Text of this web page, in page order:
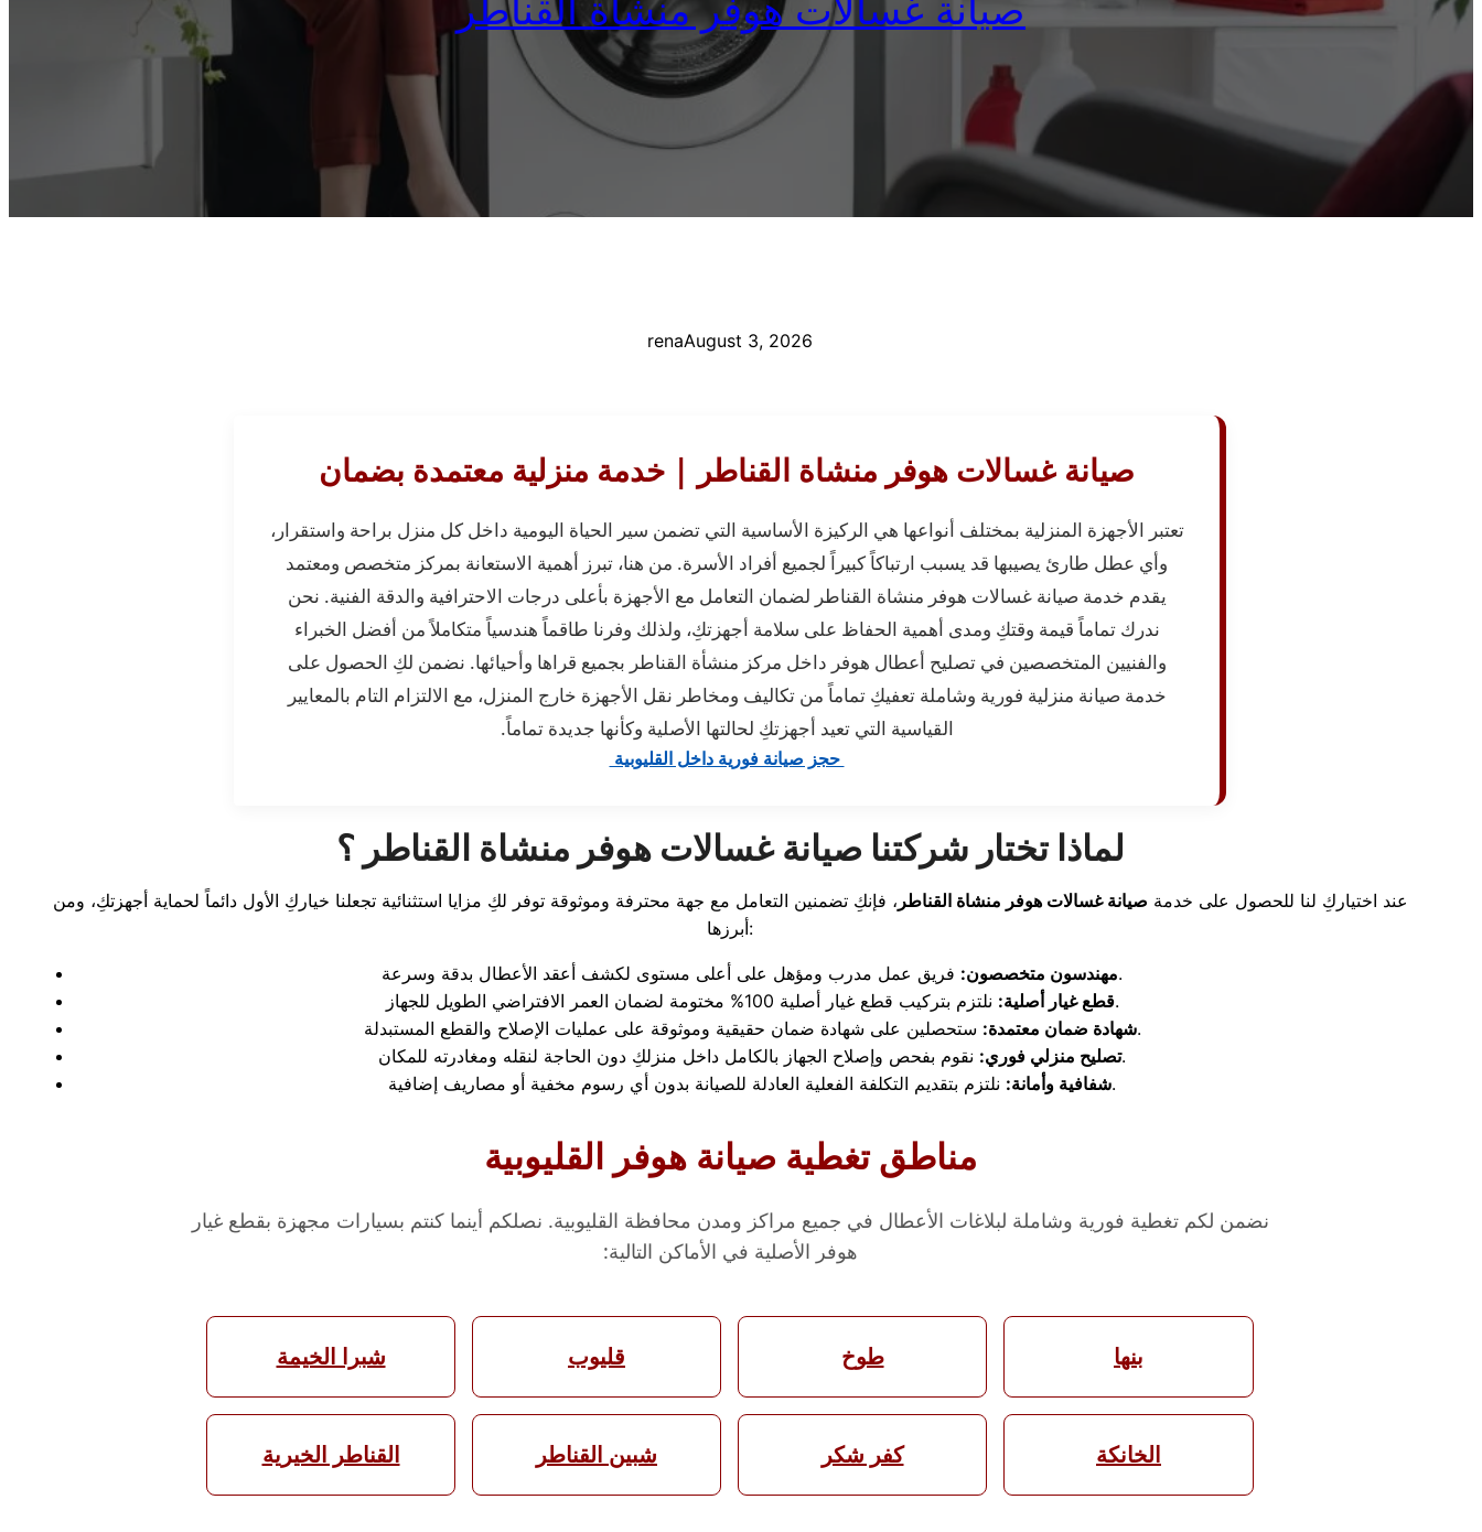
صيانة غسالات هوفر منشاة القناطر
renaAugust 3, 2026
صيانة غسالات هوفر منشاة القناطر | خدمة منزلية معتمدة بضمان
تعتبر الأجهزة المنزلية بمختلف أنواعها هي الركيزة الأساسية التي تضمن سير الحياة اليومية داخل كل منزل براحة واستقرار،
وأي عطل طارئ يصيبها قد يسبب ارتباكاً كبيراً لجميع أفراد الأسرة. من هنا، تبرز أهمية الاستعانة بمركز متخصص ومعتمد
يقدم خدمة صيانة غسالات هوفر منشاة القناطر لضمان التعامل مع الأجهزة بأعلى درجات الاحترافية والدقة الفنية. نحن
ندرك تماماً قيمة وقتكِ ومدى أهمية الحفاظ على سلامة أجهزتكِ، ولذلك وفرنا طاقماً هندسياً متكاملاً من أفضل الخبراء
والفنيين المتخصصين في تصليح أعطال هوفر داخل مركز منشأة القناطر بجميع قراها وأحيائها. نضمن لكِ الحصول على
خدمة صيانة منزلية فورية وشاملة تعفيكِ تماماً من تكاليف ومخاطر نقل الأجهزة خارج المنزل، مع الالتزام التام بالمعايير
القياسية التي تعيد أجهزتكِ لحالتها الأصلية وكأنها جديدة تماماً.
حجز صيانة فورية داخل القليوبية
لماذا تختار شركتنا صيانة غسالات هوفر منشاة القناطر ؟
عند اختياركِ لنا للحصول على خدمة صيانة غسالات هوفر منشاة القناطر ، فإنكِ تضمنين التعامل مع جهة محترفة وموثوقة توفر لكِ مزايا استثنائية تجعلنا خياركِ الأول دائماً لحماية أجهزتكِ، ومن
أبرزها:
مهندسون متخصصون:فريق عمل مدرب ومؤهل على أعلى مستوى لكشف أعقد الأعطال بدقة وسرعة.
قطع غيار أصلية:نلتزم بتركيب قطع غيار أصلية 100% مختومة لضمان العمر الافتراضي الطويل للجهاز.
شهادة ضمان معتمدة:ستحصلين على شهادة ضمان حقيقية وموثوقة على عمليات الإصلاح والقطع المستبدلة.
تصليح منزلي فوري:نقوم بفحص وإصلاح الجهاز بالكامل داخل منزلكِ دون الحاجة لنقله ومغادرته للمكان.
شفافية وأمانة:نلتزم بتقديم التكلفة الفعلية العادلة للصيانة بدون أي رسوم مخفية أو مصاريف إضافية.
مناطق تغطية صيانة هوفر القليوبية
نضمن لكم تغطية فورية وشاملة لبلاغات الأعطال في جميع مراكز ومدن محافظة القليوبية. نصلكم أينما كنتم بسيارات مجهزة بقطع غيار
هوفر الأصلية في الأماكن التالية:
بنها طوخ قليوب شبرا الخيمة
الخانكة كفر شكر شبين القناطر القناطر الخيرية